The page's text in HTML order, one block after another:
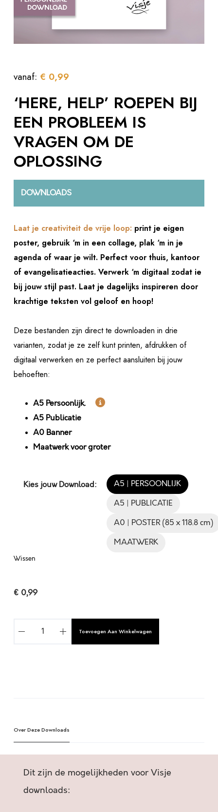
vanaf: € 0,99
‘HERE, HELP’ ROEPEN BIJ
EEN PROBLEEM IS
VRAGEN OM DE
OPLOSSING
DOWNLOADS
Laat je creativiteit de vrije loop: print je eigen
poster, gebruik ‘m in een collage, plak ‘m in je
agenda of waar je wilt. Perfect voor thuis, kantoor
of evangelisatieacties. Verwerk ‘m digitaal zodat ie
bij jouw stijl past. Laat je dagelijks inspireren door
krachtige teksten vol geloof en hoop!
Deze bestanden zijn direct te downloaden in drie
varianten, zodat je ze zelf kunt printen, afdrukken of
digitaal verwerken en ze perfect aansluiten bij jouw
behoeften:
A5 Persoonlijk. 
A5 Publicatie
A0 Banner
Maatwerk voor groter
Kies jouw Download: A5 | PERSOONLIJK
A5 | PUBLICATIE
A0 | POSTER (85 x 118.8 cm)
MAATWERK
Wissen
€ 0,99
P
’
R
E
P
Toevoegen Aan Winkelwagen
r
n
a
Over Deze Downloads
Dit zijn de mogelijkheden voor Visje
downloads: